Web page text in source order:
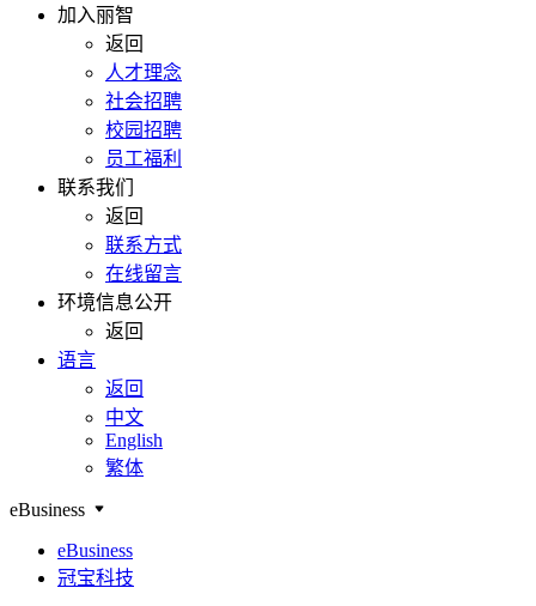
加入丽智
返回
人才理念
社会招聘
校园招聘
员工福利
联系我们
返回
联系方式
在线留言
环境信息公开
返回
语言
返回
中文
English
繁体
eBusiness
eBusiness
冠宝科技